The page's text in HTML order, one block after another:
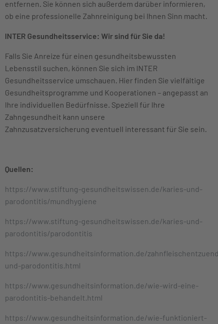
entfernen. Sie können sich außerdem darüber informieren,
ob eine professionelle Zahnreinigung bei Ihnen Sinn macht.
INTER Gesundheitsservice: Wir sind für Sie da!
Falls Sie Anreize für einen gesundheitsbewussten
Lebensstil suchen, können Sie sich im INTER
Gesundheitsservice umschauen. Hier finden Sie vielfältige
Gesundheitsprogramme und Kooperationen – angepasst an
Ihre individuellen Bedürfnisse. Speziell für Ihre
Zahngesundheit kann unsere
Zahnzusatzversicherung eventuell interessant für Sie sein.
Quellen:
https://www.stiftung-gesundheitswissen.de/karies-und-
parodontitis/mundhygiene
https://www.stiftung-gesundheitswissen.de/karies-und-
parodontitis/parodontitis
https://www.gesundheitsinformation.de/
und-parodontitis.html
https://www.gesundheitsinformation.de/wie-wird-eine-
parodontitis-behandelt.html
https://www.gesundheitsinformation.de/wie-funktioniert-